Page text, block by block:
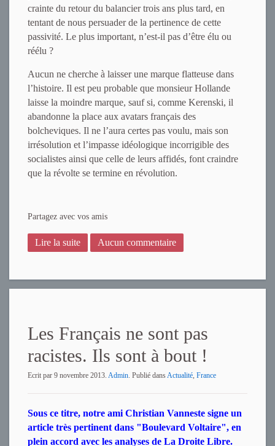
crainte du retour du balancier trois ans plus tard, en
tentant de nous persuader de la pertinence de cette
passivité. Le plus important, n’est-il pas d’être élu ou
réélu ?
Aucun ne cherche à laisser une marque flatteuse dans
l’histoire. Il est peu probable que monsieur Hollande
laisse la moindre marque, sauf si, comme Kerenski, il
abandonne la place aux avatars français des
bolcheviques. Il ne l’aura certes pas voulu, mais son
irrésolution et l’impasse idéologique incorrigible des
socialistes ainsi que celle de leurs affidés, font craindre
que la révolte se termine en révolution.
Partagez avec vos amis
Lire la suite Aucun commentaire
Les Français ne sont pas
racistes. Ils sont à bout !
Ecrit par 9 novembre 2013. Admin. Publié dansActualité, France
Sous ce titre, notre ami Christian Vanneste signe un
article très pertinent dans "Boulevard Voltaire", en
plein accord avec les analyses de La Droite Libre.